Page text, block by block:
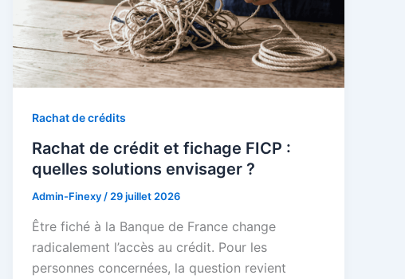
Rachat de crédits
Rachat de crédit et fichage FICP :
quelles solutions envisager ?
Admin-Finexy / 29 juillet 2026
Être fiché à la Banque de France change
radicalement l’accès au crédit. Pour les
personnes concernées, la question revient